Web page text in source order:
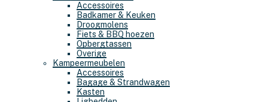
Accessoires
Badkamer & Keuken
Droogmolens
Fiets & BBQ hoezen
Opbergtassen
Overige
Kampeermeubelen
Accessoires
Bagage & Strandwagen
Kasten